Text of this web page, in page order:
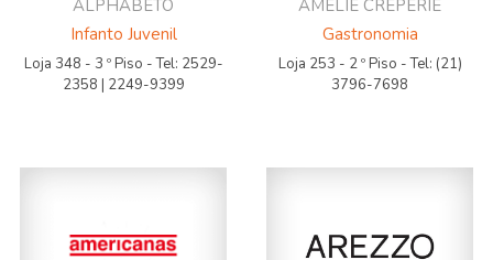
ALPHABETO
Infanto Juvenil
Loja 348 - 3 º Piso - Tel: 2529-
2358 | 2249-9399
AMÉLIE CREPERIE
Gastronomia
Loja 253 - 2 º Piso - Tel: (21)
3796-7698